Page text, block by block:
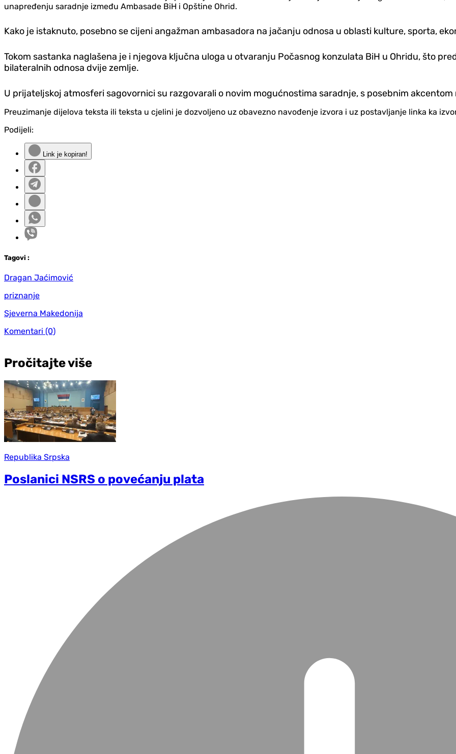
unapređenju saradnje između Ambasade BiH i Opštine Ohrid.
Kako je istaknuto, posebno se cijeni angažman ambasadora na jačanju odnosa u oblasti kulture, sporta,
Tokom sastanka naglašena je i njegova ključna uloga u otvaranju Počasnog konzulata BiH u Ohridu, što
bilateralnih odnosa dvije zemlje.
U prijateljskoj atmosferi sagovornici su razgovarali o novim mogućnostima saradnje, s posebnim
Preuzimanje dijelova teksta ili teksta u cjelini je dozvoljeno uz obavezno navođenje izvora i uz postavljanje linka ka
Podijeli:
Link je kopiran!
Tagovi :
Dragan Jaćimović
priznanje
Sjeverna Makedonija
Komentari (0)
Pročitajte više
Republika Srpska
Poslanici NSRS o povećanju plata